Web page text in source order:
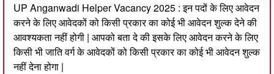
UP Anganwadi Helper Vacancy 2025 : इन पदों के लिए आवेदन
करने के लिए आवेदकों को किसी प्रकार का कोई भी आवेदन शुल्क देने की
आवश्यकता नहीं होगी | आपको बता दे की इसके लिए आवेदन करने के लिए
किसी भी जाति वर्ग के आवेदकों को किसी प्रकार का कोई भी आवेदन शुल्क
नहीं देना होगा |